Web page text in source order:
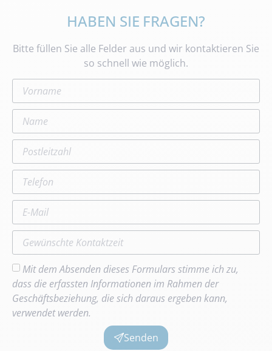
Bitte füllen Sie alle Felder aus und wir kontaktieren Sie
so schnell wie möglich.
HABEN SIE FRAGEN?
Mit dem Absenden dieses Formulars stimme ich zu,
dass die erfassten Informationen im Rahmen der
Geschäftsbeziehung, die sich daraus ergeben kann,
verwendet werden.
Senden